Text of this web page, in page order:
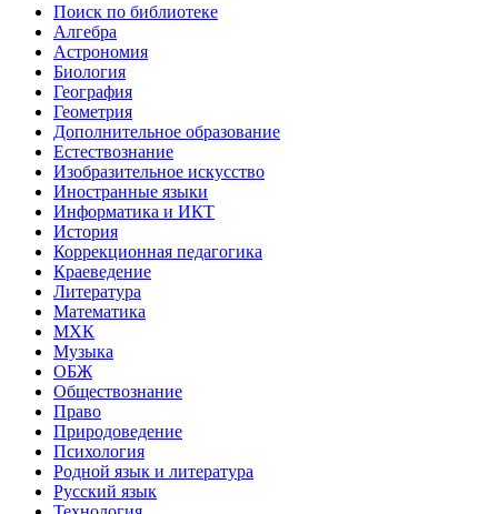
Поиск по библиотеке
Алгебра
Астрономия
Биология
География
Геометрия
Дополнительное образование
Естествознание
Изобразительное искусство
Иностранные языки
Информатика и ИКТ
История
Коррекционная педагогика
Краеведение
Литература
Математика
МХК
Музыка
ОБЖ
Обществознание
Право
Природоведение
Психология
Родной язык и литература
Русский язык